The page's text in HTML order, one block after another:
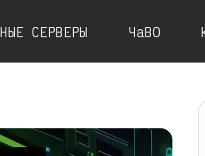
СЕРВЕРЫ ЧаВО